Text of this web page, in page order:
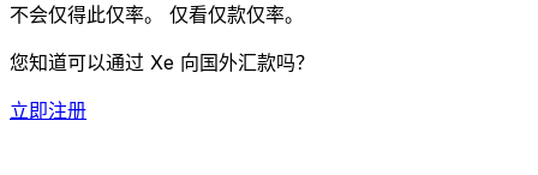
不会仅得此仅率。 仅看仅款仅率。
您知道可以通过 Xe 向国外汇款吗？
立即注册